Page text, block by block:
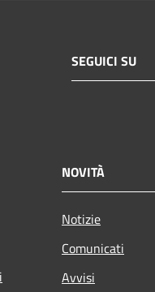
SEGUICI SU
NOVITÀ
Notizie
Comunicati
Avvisi